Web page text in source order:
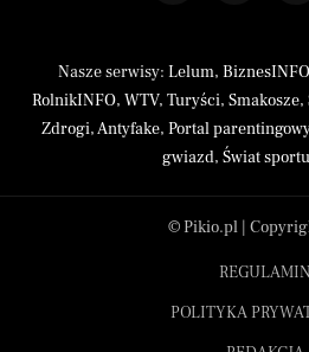
Nasze serwisy: Lelum, BiznesINFO
RolnikINFO, WTV, Turyści, Smakosze,
Zdrogi,Antyfake, Portal parentingowy
gwiazd, Świat sportu
© Pikio.pl |
REGULAMIN
POLITYKA